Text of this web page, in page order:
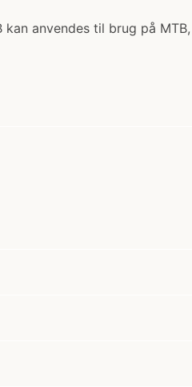
kan anvendes til brug på